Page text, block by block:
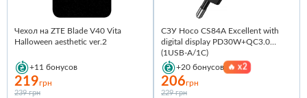
Чехол на ZTE Blade V40 Vita
Halloween aesthetic ver.2
+11 бонусов
219грн
239 грн
СЗУ Hoco CS84A Excellent with
digital display PD30W+QC3.0
(1USB-A/1C)
+20 бонусов 🔥x2
206грн
229 грн